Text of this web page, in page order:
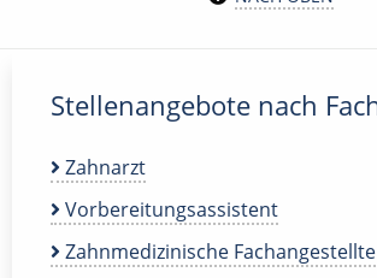
Stellenangebote nach
Zahnarzt
Vorbereitungsassistent
Zahnmedizinische Fachangestellte